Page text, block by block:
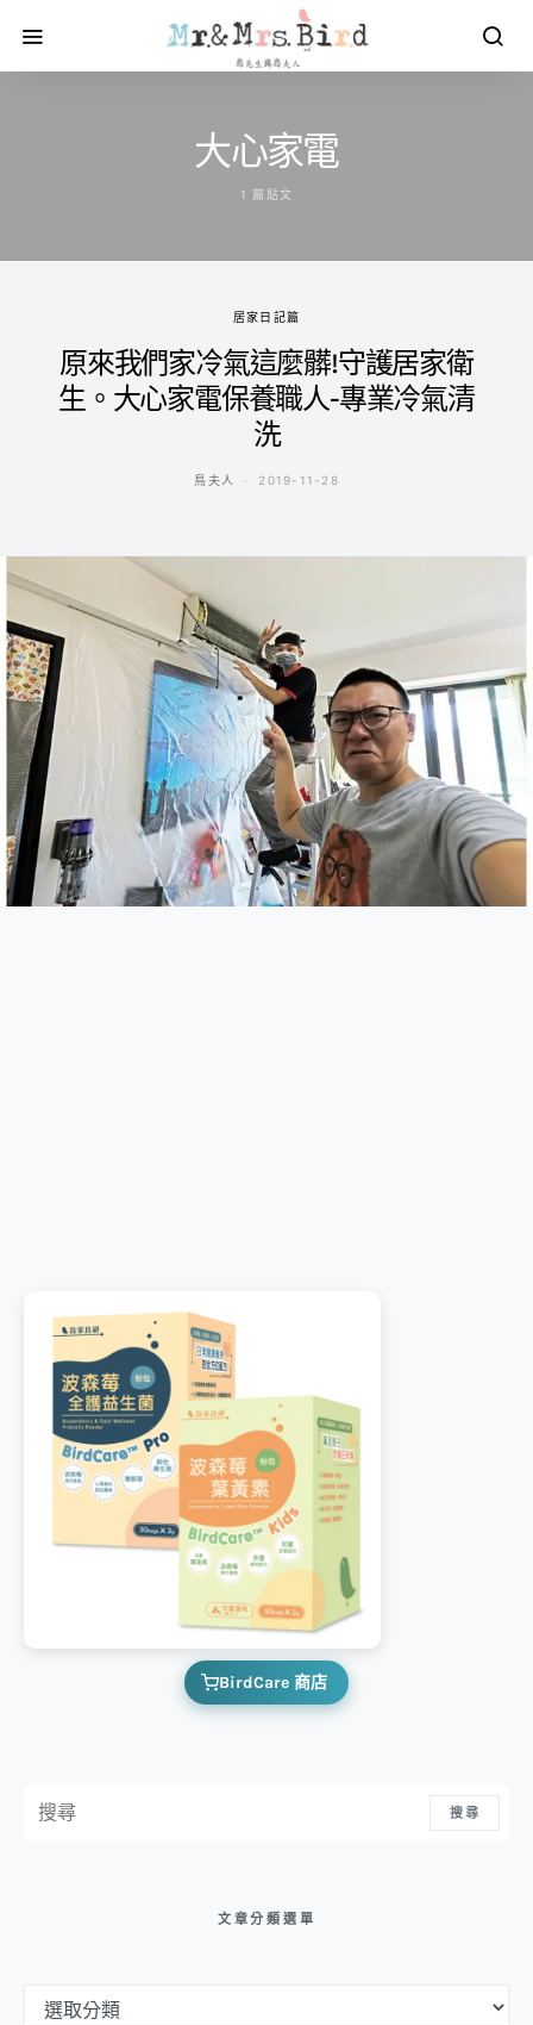
大心家電
1 篇貼文
居家日記篇
原來我們家冷氣這麼髒!守護居家衛
生。大心家電保養職人-專業冷氣清
洗
鳥夫人 2019-11-28
BirdCare 商店
搜尋
文章分類選單